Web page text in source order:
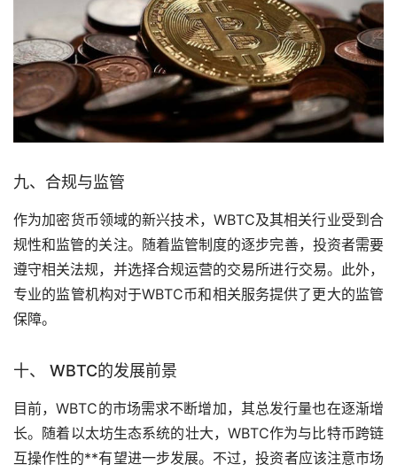
九、合规与监管
作为加密货币领域的新兴技术，WBTC及其相关行业受到合
规性和监管的关注。随着监管制度的逐步完善，投资者需要
遵守相关法规，并选择合规运营的交易所进行交易。此外，
专业的监管机构对于WBTC币和相关服务提供了更大的监管
保障。
十、 WBTC的发展前景
目前，WBTC的市场需求不断增加，其总发行量也在逐渐增
长。随着以太坊生态系统的壮大，WBTC作为与比特币跨链
互操作性的**有望进一步发展。不过，投资者应该注意市场